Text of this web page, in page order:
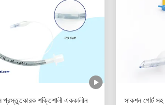
প্রস্তুতকারক শক্তিশালী এককালীন
সাকশন পোর্ট সহ